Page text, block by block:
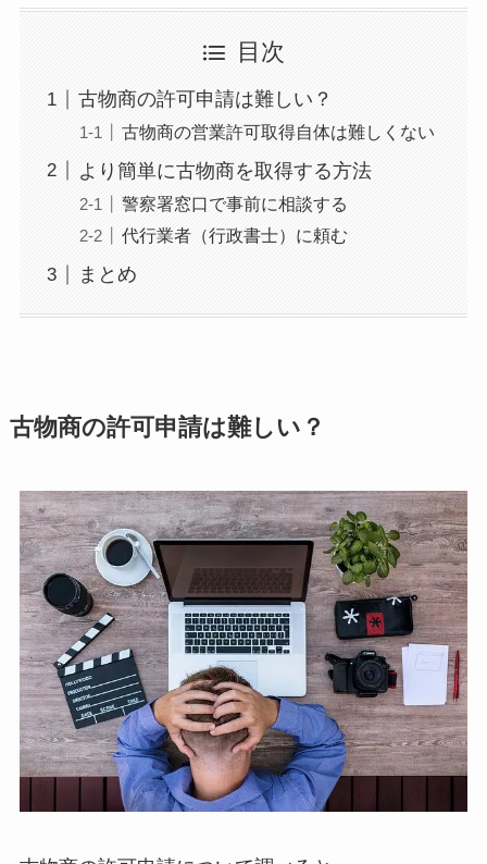
目次
古物商の許可申請は難しい？
古物商の営業許可取得自体は難しくない
より簡単に古物商を取得する方法
警察署窓口で事前に相談する
代行業者（行政書士）に頼む
まとめ
古物商の許可申請は難しい？